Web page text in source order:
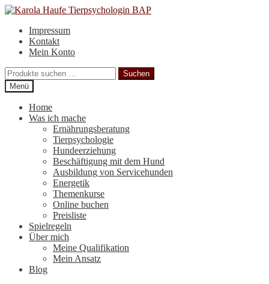
Zur
springen
Zum
springenImpressum
Kontakt
Mein Konto
Suchen
nach:
Suchen
Menü
Home
Was ich mache
Ernährungsberatung
Tierpsychologie
Hundeerziehung
Beschäftigung mit dem Hund
Ausbildung von Servicehunden
Energetik
Themenkurse
Online buchen
Preisliste
Spielregeln
Über mich
Meine Qualifikation
Mein Ansatz
Blog